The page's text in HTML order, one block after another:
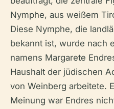
Nymphe, aus weißem
Diese Nymphe, die
bekannt ist, wurde nach
namens Margarete
Haushalt der jüdischen
von Weinberg arbeitete.
Meinung war Endres